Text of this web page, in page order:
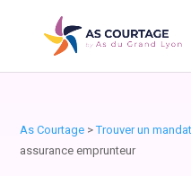
As Courtage >Trouver un
assurance emprunteur